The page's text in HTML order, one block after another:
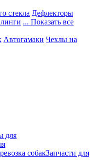
стекла Дефлекторы
... Показать все
Автогамаки Чехлы на
для
собакЗапчасти для